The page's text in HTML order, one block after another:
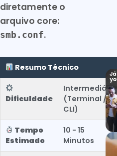
diretamente o
arquivo core:
smb.conf.
Resumo Técnico
Dificuldade
Intermediário
(Terminal /
CLI)
Tempo
Estimado
10 - 15
Minutos